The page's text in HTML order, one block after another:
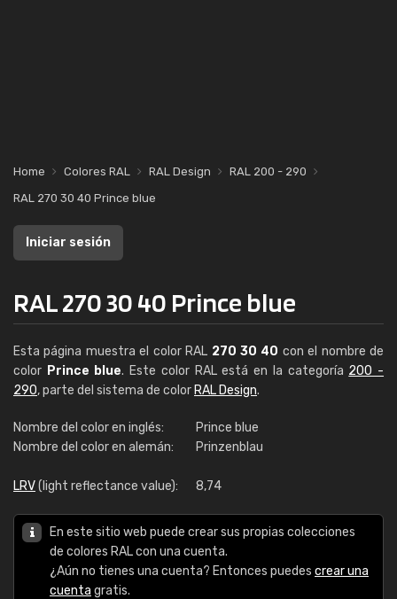
Home Colores RAL RAL Design
RAL 200 - 290
RAL 270 30 40 Prince blue
Iniciar sesión
RAL 270 30 40 Prince blue
Esta página muestra el color RAL 270 30 40 con el nombre de
color Prince blue. Este color RAL está en la categoría 200 -
290, parte del sistema de color RAL Design.
Nombre del color en inglés:
Prince blue
Nombre del color en alemán:
Prinzenblau
LRV(light reflectance value): 8,74
En este sitio web puede crear sus propias colecciones
de colores RAL con una cuenta.
¿Aún no tienes una cuenta? Entonces puedes crear una
cuenta gratis.